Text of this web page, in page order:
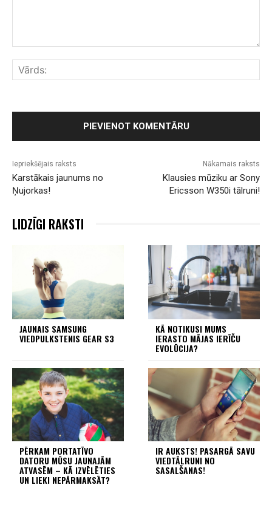
Iepriekšējais raksts
Karstākais jaunums no
Ņujorkas!
Nākamais raksts
Klausies mūziku ar Sony
Ericsson W350i tālruni!
LIDZĪGI RAKSTI
JAUNAIS SAMSUNG
VIEDPULKSTENIS GEAR S3
KĀ NOTIKUSI MUMS
IERASTO MĀJAS IERĪČU
EVOLŪCIJA?
PĒRKAM PORTATĪVO
DATORU MŪSU JAUNAJĀM
ATVASĒM – KĀ IZVĒLĒTIES
UN LIEKI NEPĀRMAKSĀT?
IR AUKSTS! PASARGĀ SAVU
VIEDTĀLRUNI NO
SASALŠANAS!